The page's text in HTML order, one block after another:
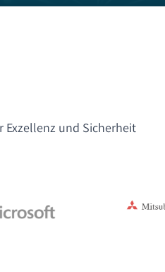
und Sicherheit